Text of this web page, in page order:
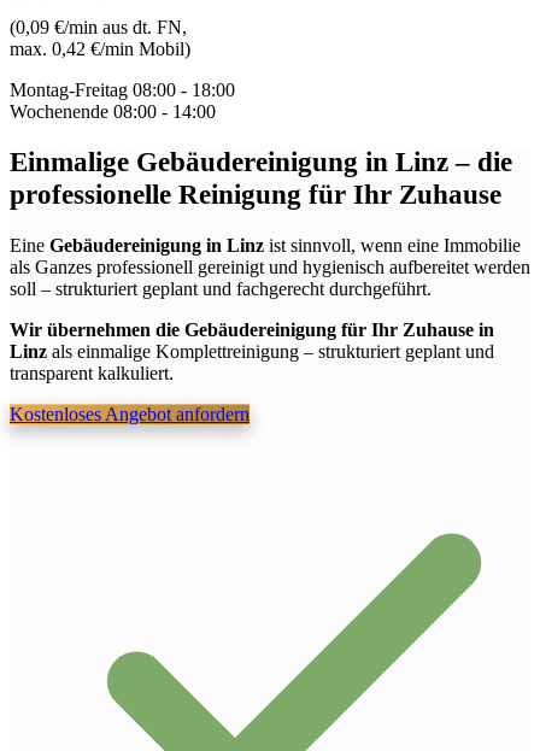
(0,09 €/min aus dt. FN,
max. 0,42 €/min Mobil)
Montag-Freitag 08:00 - 18:00
Wochenende 08:00 - 14:00
Einmalige Gebäudereinigung in Linz– die
professionelle Reinigung für Ihr Zuhause
Eine Gebäudereinigung in Linz ist sinnvoll, wenn eine Immobilie
als Ganzes professionell gereinigt und hygienisch aufbereitet werden
soll – strukturiert geplant und fachgerecht durchgeführt.
Wir übernehmen die Gebäudereinigung für Ihr Zuhause in
Linz als einmalige Komplettreinigung – strukturiert geplant und
transparent kalkuliert.
Kostenloses Angebot anfordern